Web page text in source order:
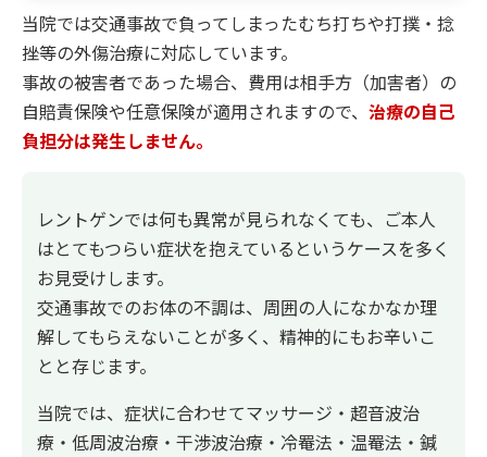
当院では交通事故で負ってしまったむち打ちや打撲・捻
挫等の外傷治療に対応しています。
事故の被害者であった場合、費用は相手方（加害者）の
自賠責保険や任意保険が適用されますので、 治療の自己
負担分は発生しません。
レントゲンでは何も異常が見られなくても、ご本人
はとてもつらい症状を抱えているというケースを多く
お見受けします。
交通事故でのお体の不調は、周囲の人になかなか理
解してもらえないことが多く、精神的にもお辛いこ
とと存じます。
当院では、症状に合わせてマッサージ・超音波治
療・低周波治療・干渉波治療・冷罨法・温罨法・鍼